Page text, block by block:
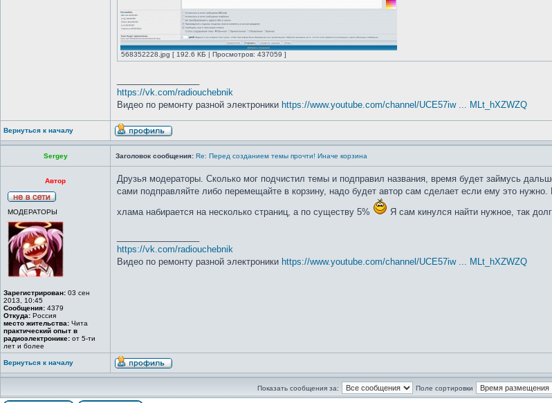
568352228.jpg [ 192.6 КБ | Просмотров: 437059 ]
https://vk.com/radiouchebnik
Видео по ремонту разной электроники https://www.youtube.com/channel/UCE57iw ... MLt_hXZWZQ
Вернуться к началу
Sergey Заголовок сообщения: Re: Перед созданием темы прочти! Иначе корзина
Автор
МОДЕРАТОРЫ
Зарегистрирован: 03 сен
2013, 10:45
Сообщения: 4379
Откуда: Россия
место жительства: Чита
практический опыт в
радиоэлектронике: от 5-ти
лет и более
Друзья модераторы. Сколько мог подчистил темы и подправил названия, время будет займусь
сами подправляйте либо перемещайте в корзину, надо будет автор сам сделает если ему это
хлама набирается на несколько страниц, а по существу 5%
Я сам кинулся найти нужное, так
https://vk.com/radiouchebnik
Видео по ремонту разной электроники https://www.youtube.com/channel/UCE57iw ... MLt_hXZWZQ
Вернуться к началу
Показать сообщения за: Поле сортировки